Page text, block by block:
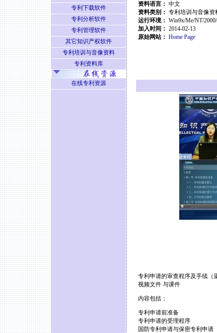
资料语言： 中文
资料类别： 专利培训与音像资
运行环境： Win9x/Me/NT/
加入时间： 2014-02-13
原始网站： Home Page
专利申请的审查程序及手续（
视频文件 与课件
内容包括：
专利申请前准备
专利申请的受理程序
国防专利申请与保密专利申请
专利下载软件
专利分析软件
专利管理软件
其它知识产权软件
专利培训与音像资料
专利资料库
在线专利资源